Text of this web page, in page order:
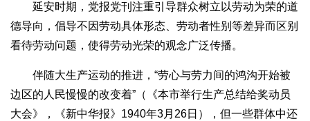
延安时期，党报党刊注重引导群众树立以劳动为荣的道
德导向，倡导不因劳动具体形态、劳动者性别等差异而区别
看待劳动问题，使得劳动光荣的观念广泛传播。
伴随大生产运动的推进，“劳心与劳力间的鸿沟开始被
边区的人民慢慢的改变着”（《本市举行生产总结给奖动员
大会》，《新中华报》1940年3月26日），但一些群体中还